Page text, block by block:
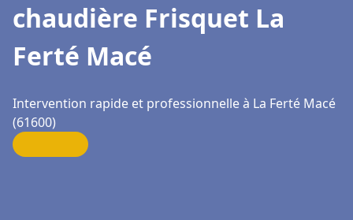
chaudière Frisquet La
Ferté Macé
Intervention rapide et professionnelle à La Ferté Macé
(61600)